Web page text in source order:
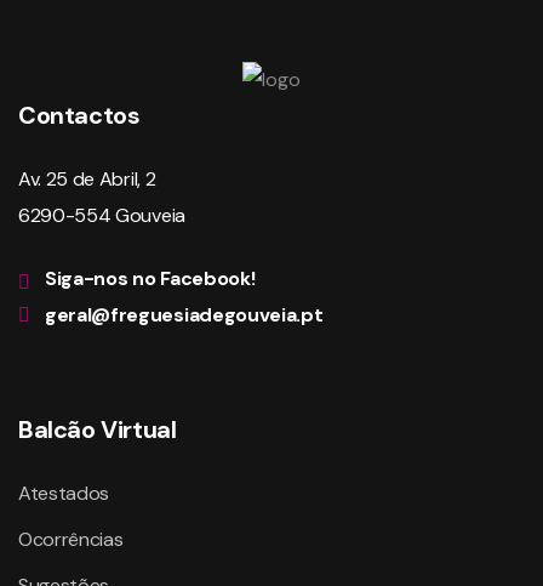
Contactos
Av. 25 de Abril, 2
6290-554 Gouveia
Siga-nos no Facebook!
geral@freguesiadegouveia.pt
Balcão Virtual
Atestados
Ocorrências